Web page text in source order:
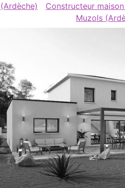
(Ardèche)
Constructeur
Muzols